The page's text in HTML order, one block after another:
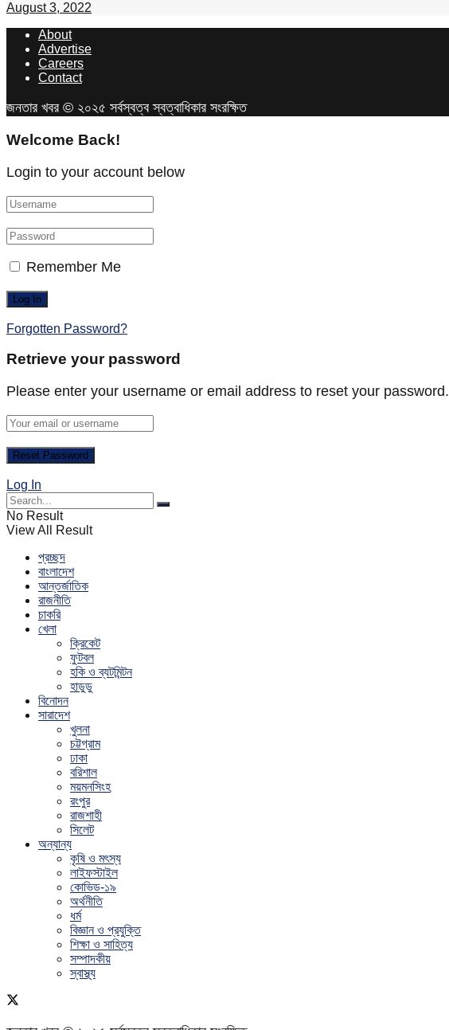
August 3, 2022
About
Advertise
Careers
Contact
জনতার খবর © ২০২৫ সর্বস্বত্ব স্বত্বাধিকার সংরক্ষিত
Welcome Back!
Login to your account below
Remember Me
Forgotten Password?
Retrieve your password
Please enter your username or email address to reset your password.
Log In
No Result
View All Result
প্রচ্ছদ
বাংলাদেশ
আন্তর্জাতিক
রাজনীতি
চাকরি
খেলা
ক্রিকেট
ফুটবল
হকি ও ব্যটমিন্টন
হাডুডু
বিনোদন
সারাদেশ
খুলনা
চট্টগ্রাম
ঢাকা
বরিশাল
ময়মনসিংহ
রংপুর
রাজশাহী
সিলেট
অন্যান্য
কৃষি ও মৎস্য
লাইফস্টাইল
কোভিড-১৯
অর্থনীতি
ধর্ম
বিজ্ঞান ও প্রযুক্তি
শিক্ষা ও সাহিত্য
সম্পাদকীয়
স্বাস্থ্য